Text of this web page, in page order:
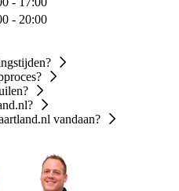
- 20:00
vandaan?